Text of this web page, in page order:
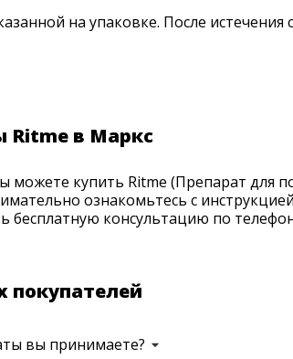
на упаковке. После
Ritme в Маркс
купить Ritme (Препарат для
ознакомьтесь с
бесплатную консультацию по
покупателей
вы принимаете?